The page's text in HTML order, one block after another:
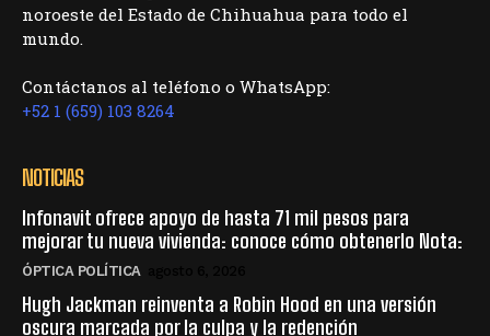
noroeste del Estado de Chihuahua para todo el
mundo.
Contáctanos al teléfono o WhatsApp:
+52 1 (659) 103 8264
NOTICIAS
Infonavit ofrece apoyo de hasta 71 mil pesos para
mejorar tu nueva vivienda: conoce cómo obtenerlo Nota:
ÓPTICA POLÍTICA
Hugh Jackman reinventa a Robin Hood en una versión
oscura marcada por la culpa y la redención